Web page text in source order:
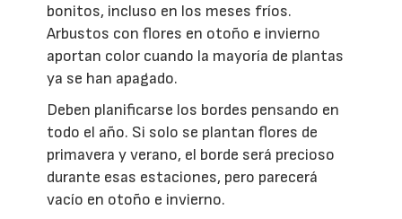
bonitos, incluso en los meses fríos.
Arbustos con flores en otoño e invierno
aportan color cuando la mayoría de plantas
ya se han apagado.
Deben planificarse los bordes pensando en
todo el año. Si solo se plantan flores de
primavera y verano, el borde será precioso
durante esas estaciones, pero parecerá
vacío en otoño e invierno.